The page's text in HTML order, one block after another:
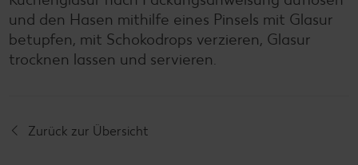
und den Hasen mithilfe eines Pinsels mit Glasur
betupfen, mit Schokodrops verzieren, Glasur
trocknen lassen und servieren.
Zurück zur Übersicht